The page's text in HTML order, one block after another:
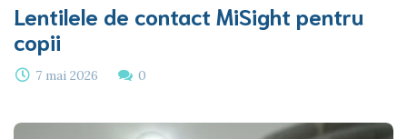
Lentilele de contact MiSight pentru
copii
7 mai 2026 0